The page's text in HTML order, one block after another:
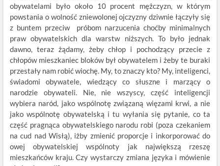
obywatelami było około 10 procent mężczyzn, w którym
powstania o wolność zniewolonej ojczyzny dziwnie łączyły się
z buntem przeciw próbom narzucenia choćby minimalnych
praw obywatelskich dla warstw niższych. To było jednak
dawno, teraz żądamy, żeby chłop i pochodzący przecie z
chłopów mieszkaniec bloków był obywatelem i żeby te buraki
przestały nam robić wiochę. My, to znaczy kto? My, inteligenci,
świadomi obywatele, wiedzący co słuszne i marzący o
narodzie obywateli. Nie, nie wszyscy, część inteligencji
wybiera naród, jako wspólnotę związaną więzami krwi, a nie
jako wspólnotę obywatelską i tu wyłania się pytanie, co ta
część pragnąca obywatelskiego narodu robi (poza czekaniem
na cud nad Wisłą), iżby zmienić proporcje i inkorporować do
owej obywatelskiej wspólnoty jak największą rzeszę
mieszkańców kraju. Czy wystarczy zmiana języka i mówienie